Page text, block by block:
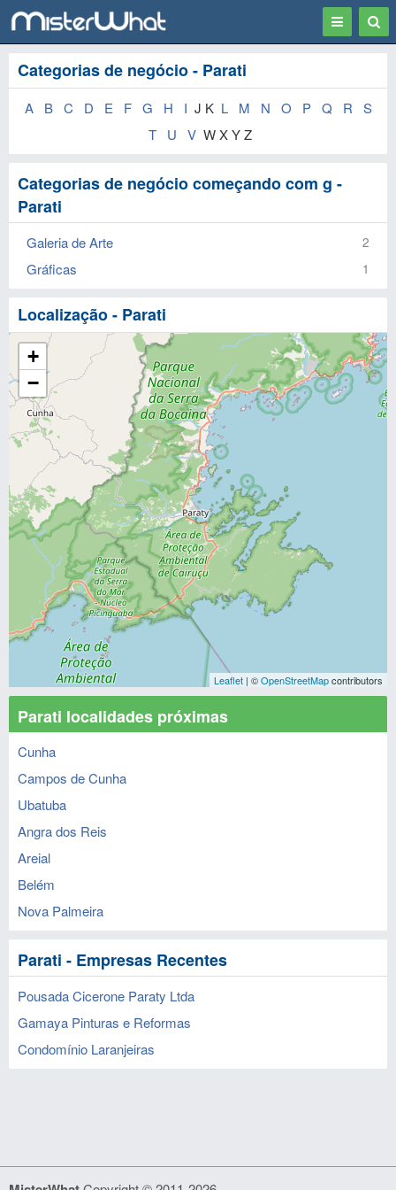
Toggle
Categorias de negócio - Parati
A B C D E F G H I J K L M N O P Q R
S
T
U V W X Y Z
Categorias de negócio começando com g -
Parati
Galeria de Arte 2
Gráficas 1
Localização - Parati
+
−
Leaflet | ©OpenStreetMapcontributors
Parati localidades próximas
Cunha
Campos de Cunha
Ubatuba
Angra dos Reis
Areial
Belém
Nova Palmeira
Parati - Empresas Recentes
Pousada Cicerone Paraty Ltda
Gamaya Pinturas e Reformas
Condomínio Laranjeiras